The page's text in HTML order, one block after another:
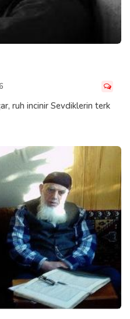
ruh incinir Sevdiklerin terk